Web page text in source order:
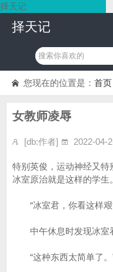
择天记
择天记
您现在的位置是： 首页
女教师凌辱
[db:作者] 2022-04-
特别英俊，运动神经又
冰室原治就是这样的学生。
“冰室君，你看这样艰
中午休息时发现冰室看
“这种东西太简单了。